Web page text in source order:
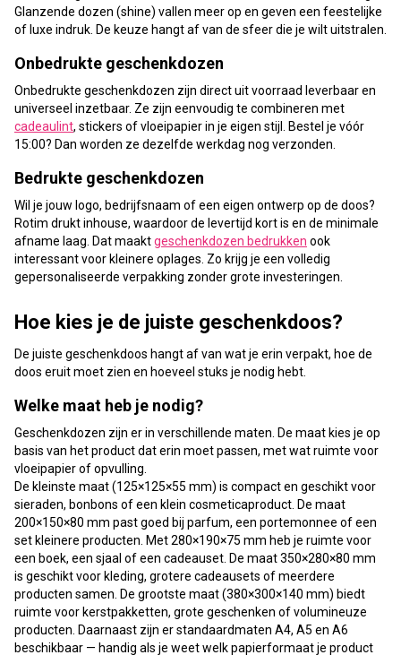
Glanzende dozen (shine) vallen meer op en geven een feestelijke
of luxe indruk. De keuze hangt af van de sfeer die je wilt uitstralen.
Onbedrukte geschenkdozen
Onbedrukte geschenkdozen zijn direct uit voorraad leverbaar en
universeel inzetbaar. Ze zijn eenvoudig te combineren met
cadeaulint, stickers of vloeipapier in je eigen stijl. Bestel je vóór
15:00? Dan worden ze dezelfde werkdag nog verzonden.
Bedrukte geschenkdozen
Wil je jouw logo, bedrijfsnaam of een eigen ontwerp op de doos?
Rotim drukt inhouse, waardoor de levertijd kort is en de minimale
afname laag. Dat maaktgeschenkdozen bedrukken ook
interessant voor kleinere oplages. Zo krijg je een volledig
gepersonaliseerde verpakking zonder grote investeringen.
Hoe kies je de juiste geschenkdoos?
De juiste geschenkdoos hangt af van wat je erin verpakt, hoe de
doos eruit moet zien en hoeveel stuks je nodig hebt.
Welke maat heb je nodig?
Geschenkdozen zijn er in verschillende maten. De maat kies je op
basis van het product dat erin moet passen, met wat ruimte voor
vloeipapier of opvulling.
De kleinste maat (125×125×55 mm) is compact en geschikt voor
sieraden, bonbons of een klein cosmeticaproduct. De maat
200×150×80 mm past goed bij parfum, een portemonnee of een
set kleinere producten. Met 280×190×75 mm heb je ruimte voor
een boek, een sjaal of een cadeauset. De maat 350×280×80 mm
is geschikt voor kleding, grotere cadeausets of meerdere
producten samen. De grootste maat (380×300×140 mm) biedt
ruimte voor kerstpakketten, grote geschenken of volumineuze
producten. Daarnaast zijn er standaardmaten A4, A5 en A6
beschikbaar — handig als je weet welk papierformaat je product